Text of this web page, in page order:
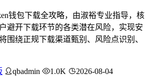
钱包下载全攻略，由淑裕专业指导，核
避开下载环节的各类潜在风险，实现安
围绕正规下载渠道甄别、风险点识别、
qbadmin 1.0K 2026-08-04